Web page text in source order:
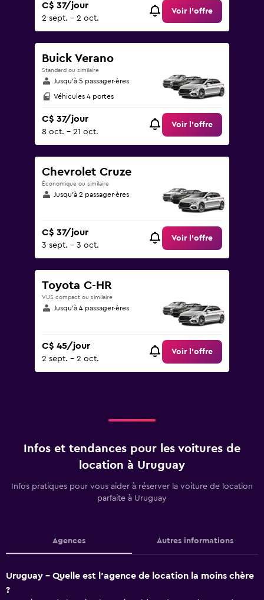
C$ 37/jour
2 sept. - 2 oct.
Voir l’offre
Buick Verano
Standard ou similaire
Jusqu’à 5 passager·ères
Véhicules 4 portes
C$ 37/jour
8 oct. - 21 oct.
Voir l’offre
Chevrolet Cruze
Économique ou similaire
Jusqu’à 2 passager·ères
C$ 37/jour
3 sept. - 3 oct.
Voir l’offre
Toyota C-HR
VUS compact ou similaire
Jusqu’à 4 passager·ères
C$ 45/jour
2 sept. - 2 oct.
Voir l’offre
Infos et tendances pour les voitures de
location à Uruguay
Infos pratiques pour vous aider à réserver la voiture de location
parfaite à Uruguay
Agences Autres informations
Uruguay - Quelle est l’agence de location la moins chère
?